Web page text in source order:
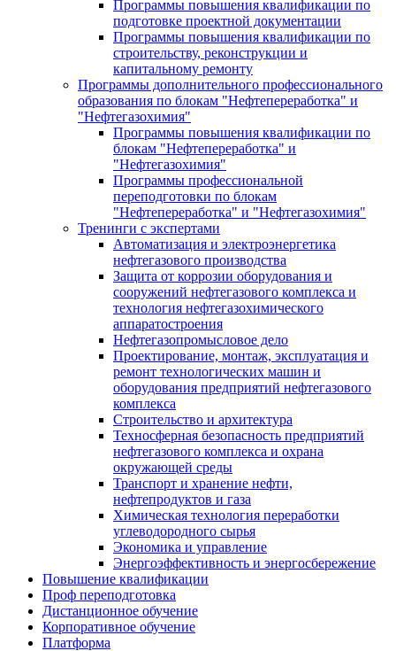
Программы повышения квалификации по
подготовке проектной документации
Программы повышения квалификации по
строительству, реконструкции и
капитальному ремонту
Программы дополнительного профессионального
образования по блокам "Нефтепереработка" и
"Нефтегазохимия"
Программы повышения квалификации по
блокам "Нефтепереработка" и
"Нефтегазохимия"
Программы профессиональной
переподготовки по блокам
"Нефтепереработка" и "Нефтегазохимия"
Тренинги с экспертами
Автоматизация и электроэнергетика
нефтегазового производства
Защита от коррозии оборудования и
сооружений нефтегазового комплекса и
технология нефтегазохимического
аппаратостроения
Нефтегазопромысловое дело
Проектирование, монтаж, эксплуатация и
ремонт технологических машин и
оборудования предприятий нефтегазового
комплекса
Строительство и архитектура
Техносферная безопасность предприятий
нефтегазового комплекса и охрана
окружающей среды
Транспорт и хранение нефти,
нефтепродуктов и газа
Химическая технология переработки
углеводородного сырья
Экономика и управление
Энергоэффективность и энергосбережение
Повышение квалификации
Проф переподготовка
Дистанционное обучение
Корпоративное обучение
Платформа